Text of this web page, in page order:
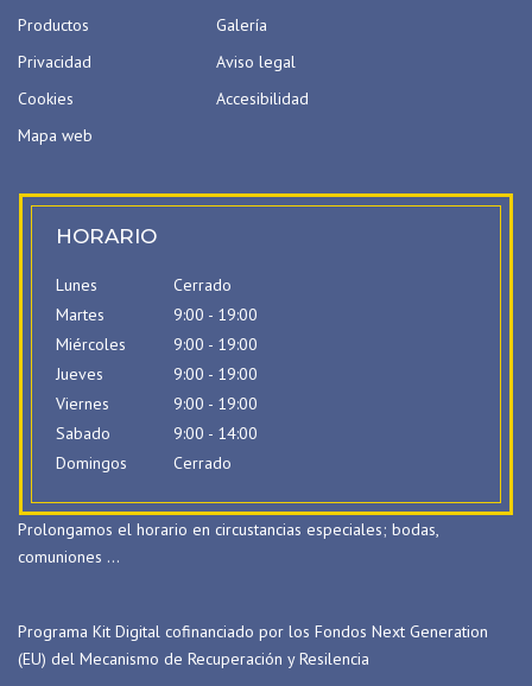
Productos
Galería
Privacidad
Aviso legal
Cookies
Accesibilidad
Mapa web
HORARIO
Lunes
Cerrado
Martes
9:00 - 19:00
Miércoles
9:00 - 19:00
Jueves
9:00 - 19:00
Viernes
9:00 - 19:00
Sabado
9:00 - 14:00
Domingos
Cerrado
Prolongamos el horario en circustancias especiales; bodas,
comuniones …
Programa Kit Digital cofinanciado por los Fondos Next Generation
(EU) del Mecanismo de Recuperación y Resilencia